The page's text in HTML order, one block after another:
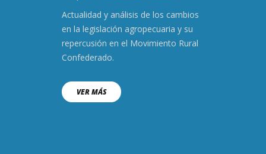
Actualidad y análisis de los cambios
en la legislación agropecuaria y su
repercusión en el Movimiento Rural
Confederado.
VER MÁS